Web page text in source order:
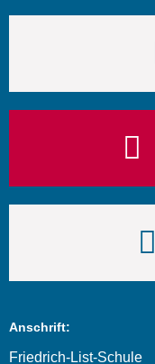
Anschrift:
Friedrich-List-Schule